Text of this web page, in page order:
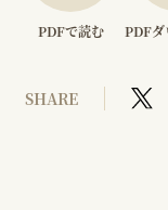
PDFで読む PDFダ
SHARE